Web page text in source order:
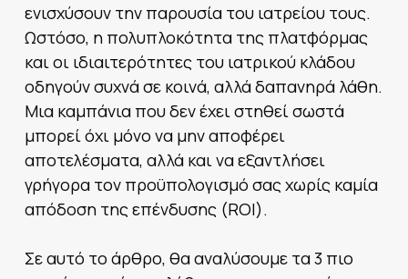
ενισχύσουν την παρουσία του ιατρείου τους.
Ωστόσο, η πολυπλοκότητα της πλατφόρμας
και οι ιδιαιτερότητες του ιατρικού κλάδου
οδηγούν συχνά σε κοινά, αλλά δαπανηρά λάθη.
Μια καμπάνια που δεν έχει στηθεί σωστά
μπορεί όχι μόνο να μην αποφέρει
αποτελέσματα, αλλά και να εξαντλήσει
γρήγορα τον προϋπολογισμό σας χωρίς καμία
απόδοση της επένδυσης (ROI).
Σε αυτό το άρθρο, θα αναλύσουμε τα 3 πιο